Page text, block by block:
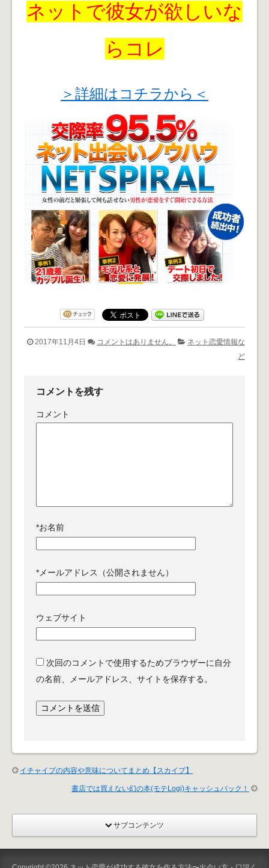
ネットで彼女が欲しいな
らコレ
＞詳細はコチラから＜
2017年11月4日 コメントはありません。
ネット恋愛情報な
ど
コメントを残す
コメント
*お名前
* メールアドレス（公開されません）
ウェブサイト
次回のコメントで使用するためブラウザーに自分
の名前、メールアドレス、サイトを保存する。
イチャイプの内容や意味についてまとめ【スカイプ】
書店では買えない幻の本(モテLogi)キャッシュバック！
サブコンテンツ